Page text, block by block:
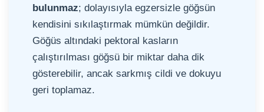
bulunmaz; dolayısıyla egzersizle göğsün
kendisini sıkılaştırmak mümkün değildir.
Göğüs altındaki pektoral kasların
çalıştırılması göğsü bir miktar daha dik
gösterebilir, ancak sarkmış cildi ve dokuyu
geri toplamaz.